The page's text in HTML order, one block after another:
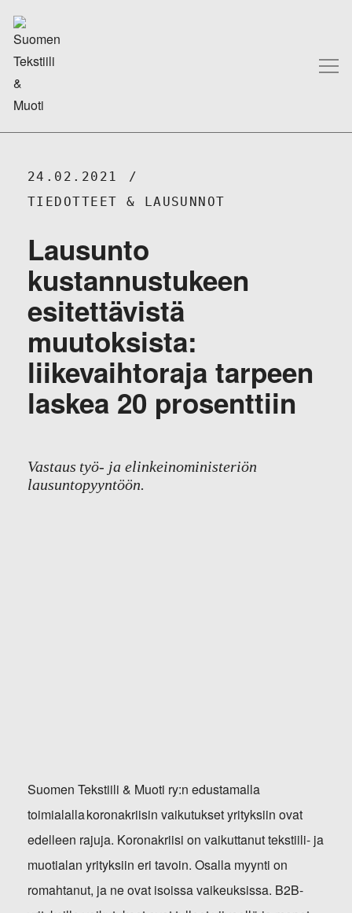
24.02.2021
TIEDOTTEET & LAUSUNNOT
Lausunto
kustannustukeen
esitettävistä
muutoksista:
liikevaihtoraja tarpeen
laskea 20 prosenttiin
Vastaus työ- ja elinkeinoministeriön
lausuntopyyntöön.
Suomen Tekstiili & Muoti ry:n edustamalla
toimialalla koronakriisin vaikutukset yrityksiin ovat
edelleen rajuja. Koronakriisi on vaikuttanut tekstiili- ja
muotialan yrityksiin eri tavoin. Osalla myynti on
romahtanut, ja ne ovat isoissa vaikeuksissa. B2B-